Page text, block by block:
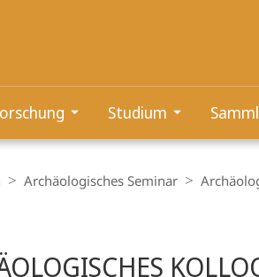
Studium
Archäologisches Seminar